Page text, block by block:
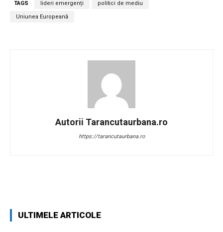
TAGS lideri emergenți politici de mediu
Uniunea Europeană
Autorii Tarancutaurbana.ro
https://tarancutaurbana.ro
ULTIMELE ARTICOLE